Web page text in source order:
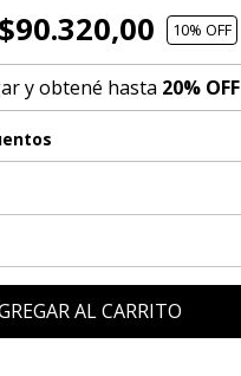
$90.320,00 10% OFF
y obtené hasta 20% OFF
AL CARRITO